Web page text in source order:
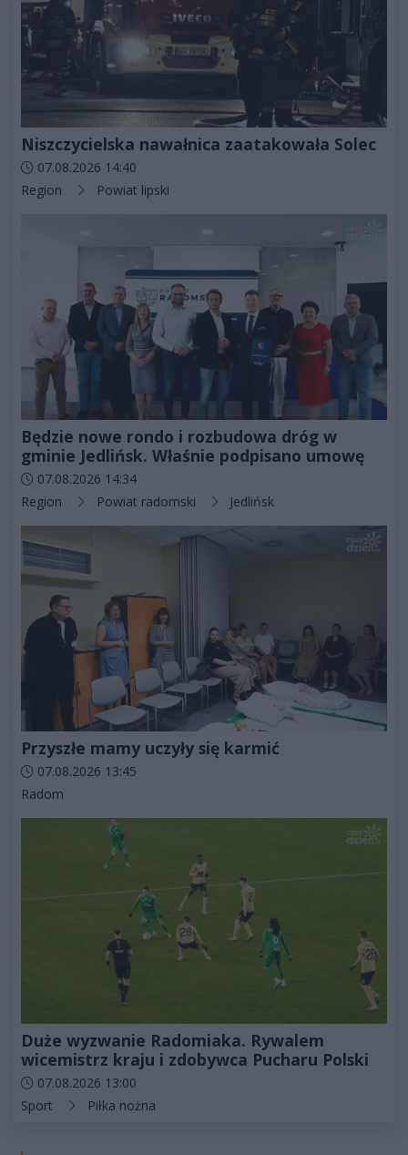
Niszczycielska nawałnica zaatakowała Solec
Data dodania artykułu:
07.08.2026 14:40
Kategorie artykułu:
Region Powiat lipski
Będzie nowe rondo i rozbudowa dróg w
gminie Jedlińsk. Właśnie podpisano umowę
Data dodania artykułu:
07.08.2026 14:34
Kategorie artykułu:
Region Powiat radomski Jedlińsk
Przyszłe mamy uczyły się karmić
Data dodania artykułu:
07.08.2026 13:45
Kategorie artykułu:
Radom
Duże wyzwanie Radomiaka. Rywalem
wicemistrz kraju i zdobywca Pucharu Polski
Data dodania artykułu:
07.08.2026 13:00
Kategorie artykułu:
Sport Piłka nożna